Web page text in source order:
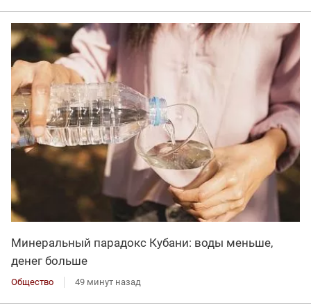
Минеральный парадокс Кубани: воды меньше,
денег больше
Общество 49 минут назад